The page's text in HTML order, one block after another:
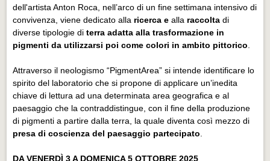
dell'artista Anton Roca, nell’arco di un fine settimana intensivo di
convivenza, viene dedicato alla ricerca e alla raccolta di
diverse tipologie diterra adatta alla trasformazione in
pigmenti da utilizzarsi poi come colori in ambito pittorico
Attraverso il neologismo “PigmentArea” si intende identificare lo
spirito del laboratorio che si propone di applicare un’inedita
chiave di lettura ad una determinata area geografica e al
paesaggio che la contraddistingue, con il fine della produzione
di pigmenti a partire dalla terra, la quale diventa così mezzo di
presa di coscienza del paesaggio partecipato
DA VENERDÌ 3 A DOMENICA 5 OTTOBRE 2025